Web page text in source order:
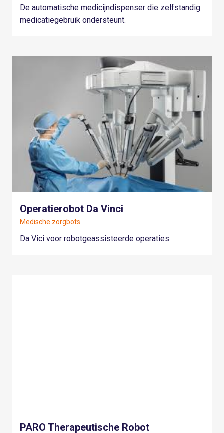
De automatische medicijndispenser die zelfstandig
medicatiegebruik ondersteunt.
Operatierobot Da Vinci
Medische zorgbots
Da Vici voor robotgeassisteerde operaties.
PARO Therapeutische Robot